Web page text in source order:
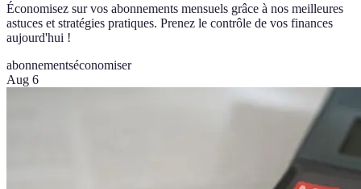
Économisez sur vos abonnements mensuels grâce à nos meilleures
astuces et stratégies pratiques. Prenez le contrôle de vos finances
aujourd'hui !
abonnementséconomiser
Aug 6